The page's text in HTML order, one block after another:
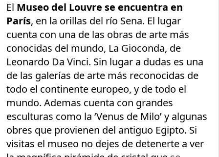
El Museo del Louvre se encuentra en
París, en la orillas del río Sena. El lugar
cuenta con una de las obras de arte más
conocidas del mundo, La Gioconda, de
Leonardo Da Vinci. Sin lugar a dudas es una
de las galerías de arte más reconocidas de
todo el continente europeo, y de todo el
mundo. Ademas cuenta con grandes
esculturas como la ‘Venus de Milo’ y algunas
obres que provienen del antiguo Egipto. Si
visitas el museo no dejes de detenerte a ver